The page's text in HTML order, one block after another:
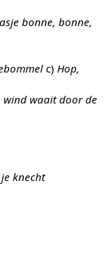
bonne, bonne,
c) Hop,
wind waait door de
knecht